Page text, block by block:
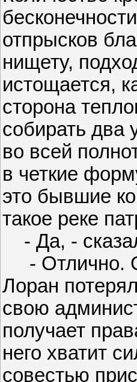
отпрысков
нищету,
истощается,
сторона
собирать два
во всей
в четкие
это бывшие
такое реке
- Да, -
- Отлично. С
Лоран
свою
получает
него хватит
совестью